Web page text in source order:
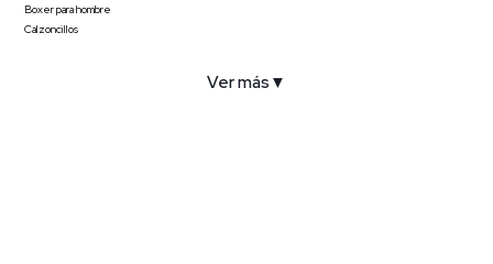
Boxer para hombre
Calzoncillos
Ver más ▼